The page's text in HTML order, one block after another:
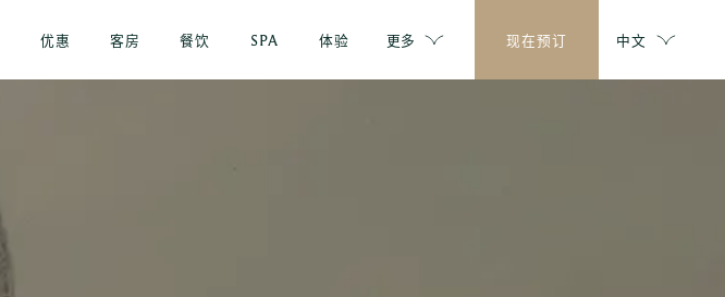
优惠 客房 餐饮 SPA 体验 更多 现在预订 中文